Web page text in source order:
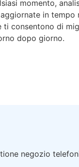
momento,
in tempo
ti consentono di
dopo giorno.
negozio